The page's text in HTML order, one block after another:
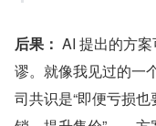
后果： AI 提出的方
谬。就像我见过的一
司共识是“即便亏损